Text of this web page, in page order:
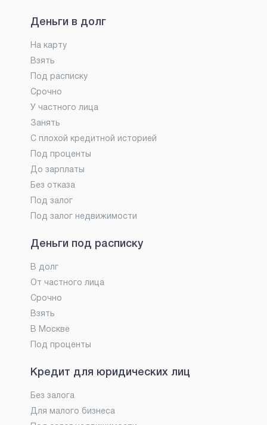
Деньги в долг
На карту
Взять
Под расписку
Срочно
У частного лица
Занять
С плохой кредитной историей
Под проценты
До зарплаты
Без отказа
Под залог
Под залог недвижимости
Деньги под расписку
В долг
От частного лица
Срочно
Взять
В Москве
Под проценты
Кредит для юридических лиц
Без залога
Для малого бизнеса